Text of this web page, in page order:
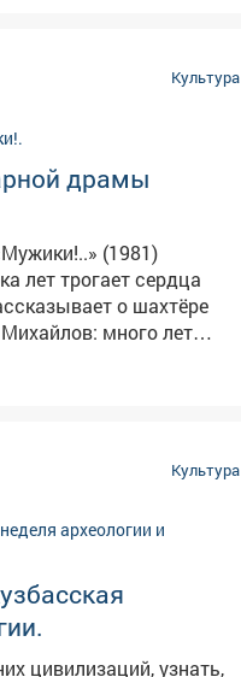
Быковский-
Культура
драмы
(1981)
о шахтёре
много лет
Настю, но известие о
правду - у него на
сразу после премьеры
что не
📅 Когда: 12
Культура
цивилизаций, узнать,